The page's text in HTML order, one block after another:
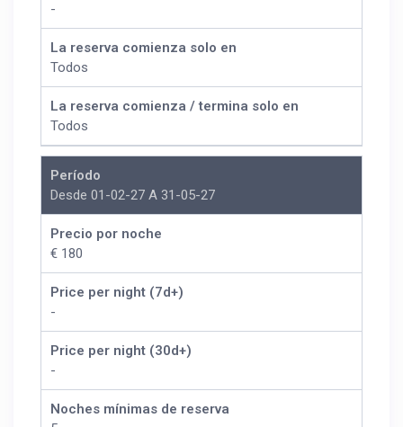
-
La reserva comienza solo en
Todos
La reserva comienza / termina solo en
Todos
Período
Desde 01-02-27 A 31-05-27
Precio por noche
€ 180
Price per night (7d+)
-
Price per night (30d+)
-
Noches mínimas de reserva